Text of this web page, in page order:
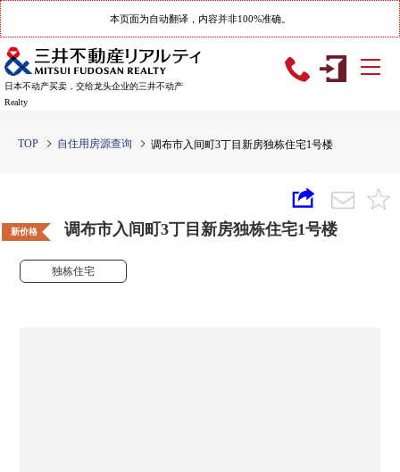
本页面为自动翻译，内容并非100%准确。
日本不动产买卖，交给龙头企业的三井不动产
Realty
TOP 自住用房源查询 调布市入间町3丁目新房独栋住宅1号楼
新价格 调布市入间町3丁目新房独栋住宅1号楼
独栋住宅